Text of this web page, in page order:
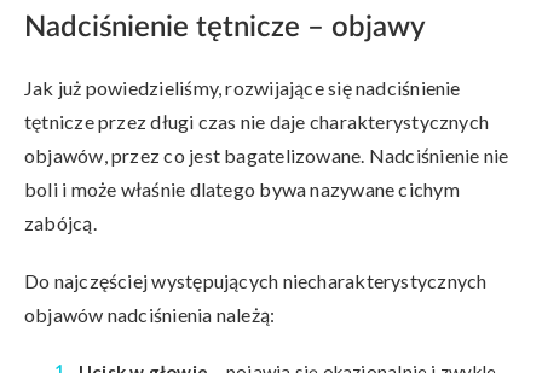
Nadciśnienie tętnicze – objawy
Jak już powiedzieliśmy, rozwijające się nadciśnienie
tętnicze przez długi czas nie daje charakterystycznych
objawów, przez co jest bagatelizowane. Nadciśnienie nie
boli i może właśnie dlatego bywa nazywane cichym
zabójcą.
Do najczęściej występujących niecharakterystycznych
objawów nadciśnienia należą: